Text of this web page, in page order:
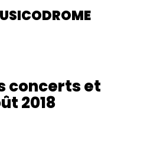
concerts et
2018